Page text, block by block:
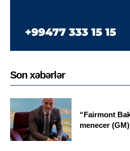
Son xəbərlər
“Fairmont
menecer